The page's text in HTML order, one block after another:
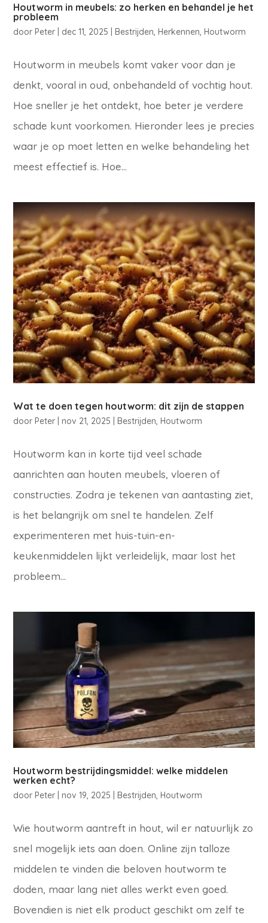
Houtworm in meubels: zo herken en behandel je het
probleem
doorPeter dec 11, 2025 |Bestrijden,Herkennen,Houtworm
Houtworm in meubels komt vaker voor dan je
denkt, vooral in oud, onbehandeld of vochtig hout.
Hoe sneller je het ontdekt, hoe beter je verdere
schade kunt voorkomen. Hieronder lees je precies
waar je op moet letten en welke behandeling het
meest effectief is. Hoe...
Wat te doen tegen houtworm: dit zijn de stappen
door Peter |nov 21, 2025 Bestrijden, Houtworm
Houtworm kan in korte tijd veel schade
aanrichten aan houten meubels, vloeren of
constructies. Zodra je tekenen van aantasting ziet,
is het belangrijk om snel te handelen. Zelf
experimenteren met huis-tuin-en-
keukenmiddelen lijkt verleidelijk, maar lost het
probleem...
Houtworm bestrijdingsmiddel: welke middelen
werken echt?
doorPeter |nov 19, 2025 |Bestrijden,Houtworm
Wie houtworm aantreft in hout, wil er natuurlijk zo
snel mogelijk iets aan doen. Online zijn talloze
middelen te vinden die beloven houtworm te
doden, maar lang niet alles werkt even goed.
Bovendien is niet elk product geschikt om zelf te